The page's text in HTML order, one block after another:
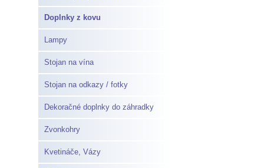
Doplnky z kovu
Lampy
Stojan na vína
Stojan na odkazy / fotky
Dekoračné doplnky do záhradky
Zvonkohry
Kvetináče, Vázy